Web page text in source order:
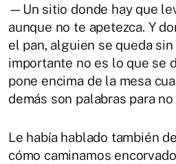
—Un sitio donde hay que
aunque no te apetezca. Y
el pan, alguien se queda
importante no es lo que se
pone encima de la mesa
demás son palabras para
Le había hablado también
cómo caminamos